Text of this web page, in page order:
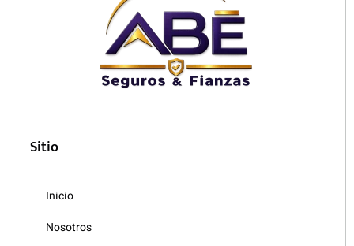
Sitio
Inicio
Nosotros